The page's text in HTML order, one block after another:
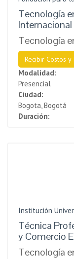
Tecnología
Internacional
Tecnología
Recibir Costos
Modalidad:
Presencial
Ciudad:
Bogota, Bogotá
Duración:
Institución
Técnica
y Comercio
Tecnología